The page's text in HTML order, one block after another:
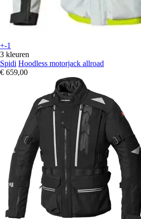
+-1
3 kleuren
Spidi Hoodless motorjack allroad
€ 659,00